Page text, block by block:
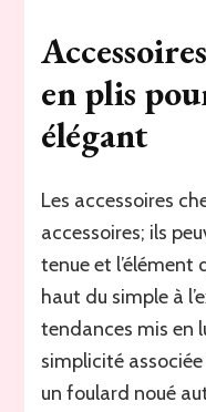
en plis
élégant
Les accessoires
accessoires; ils
tenue et
haut du simple à
tendances mis en
simplicité
un foulard noué